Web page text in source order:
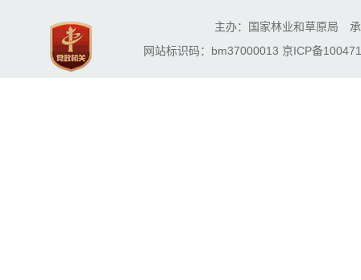
主办：国家林业和草原局
网站标识码：bm37000013 京ICP备